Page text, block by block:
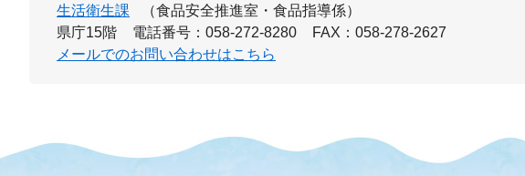
生活衛生課
（食品安全推進室・食品指導係）
県庁15階
電話番号：058-272-8280
FAX：058-278-2627
メールでのお問い合わせはこちら